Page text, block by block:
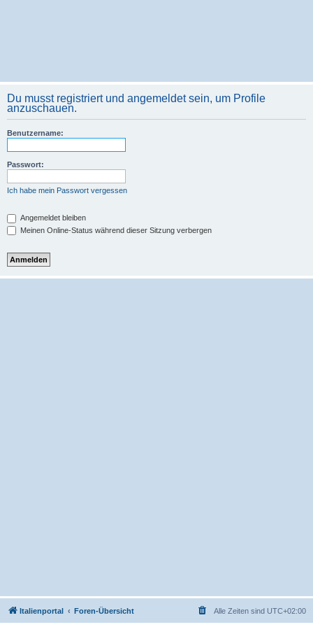
Du musst registriert und angemeldet sein, um Profile
anzuschauen.
Benutzername:
Passwort:
Ich habe mein Passwort vergessen
Angemeldet bleiben
Meinen Online-Status während dieser Sitzung verbergen
Italienportal Foren-Übersicht Alle Zeiten sind UTC+02:00